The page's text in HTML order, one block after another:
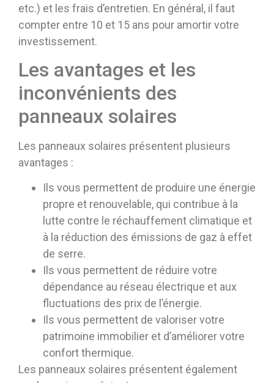
etc.) et les frais d’entretien. En général, il faut
compter entre 10 et 15 ans pour amortir votre
investissement.
Les avantages et les
inconvénients des
panneaux solaires
Les panneaux solaires présentent plusieurs
avantages :
Ils vous permettent de produire une énergie
propre et renouvelable, qui contribue à la
lutte contre le réchauffement climatique et
à la réduction des émissions de gaz à effet
de serre.
Ils vous permettent de réduire votre
dépendance au réseau électrique et aux
fluctuations des prix de l’énergie.
Ils vous permettent de valoriser votre
patrimoine immobilier et d’améliorer votre
confort thermique.
Les panneaux solaires présentent également